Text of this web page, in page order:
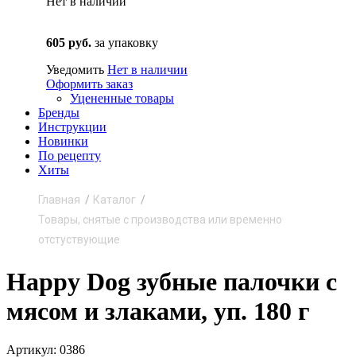
605 руб. за упаковку
Уведомить Нет в наличии
Оформить заказ
Уцененные товары
Бренды
Инструкции
Новинки
По рецепту
Хиты
Главная
Каталог
Товары, снятые с производства или временно
отстуствующие
Happy Dog зубные палочки с
мясом и злаками, уп. 180 г
Артикул: 0386